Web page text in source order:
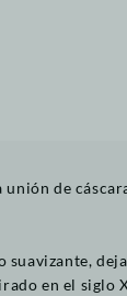
de
en el